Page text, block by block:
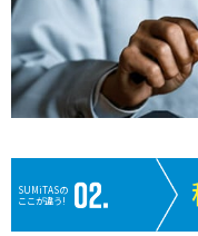
SUMiTASの
ここが違う!